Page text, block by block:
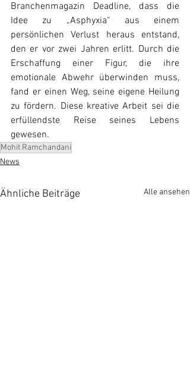
Branchenmagazin Deadline, dass die
Idee zu „Asphyxia“ aus einem
persönlichen Verlust heraus entstand,
den er vor zwei Jahren erlitt. Durch die
Erschaffung einer Figur, die ihre
emotionale Abwehr überwinden muss,
fand er einen Weg, seine eigene Heilung
zu fördern. Diese kreative Arbeit sei die
erfüllendste Reise seines Lebens
gewesen.
Mohit Ramchandani
News
Ähnliche Beiträge Alle ansehen